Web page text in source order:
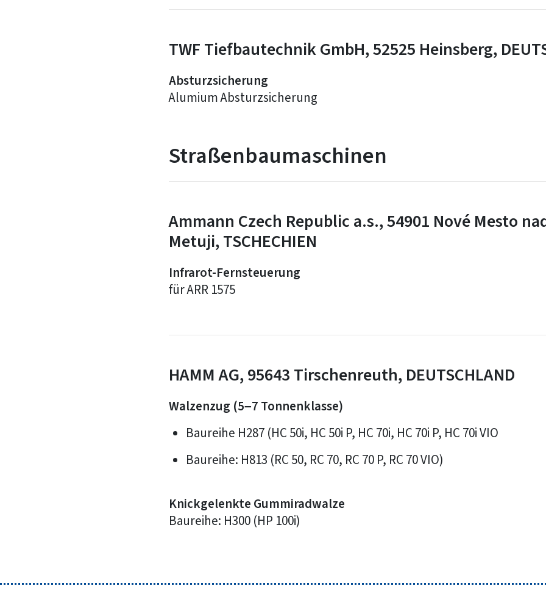
TWF Tiefbautechnik GmbH, 52525 Heinsberg,
Absturzsicherung
Alumium Absturzsicherung
Straßenbaumaschinen
Ammann Czech Republic a.s., 54901 Nové Mesto
Metuji, TSCHECHIEN
Infrarot-Fernsteuerung
für ARR 1575
HAMM AG, 95643 Tirschenreuth, DEUTSCHLAND
Walzenzug (5–7 Tonnenklasse)
Baureihe H287 (HC 50i, HC 50i P, HC 70i, HC 70i P, HC 70i VIO
Baureihe: H813 (RC 50, RC 70, RC 70 P, RC 70 VIO)
Knickgelenkte Gummiradwalze
Baureihe: H300 (HP 100i)